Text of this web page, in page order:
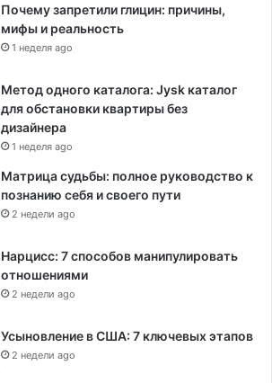
Почему запретили глицин: причины,
мифы и реальность
1 неделя ago
Метод одного каталога: Jysk каталог
для обстановки квартиры без
дизайнера
1 неделя ago
Матрица судьбы: полное руководство к
познанию себя и своего пути
2 недели ago
Нарцисс: 7 способов манипулировать
отношениями
2 недели ago
Усыновление в США: 7 ключевых этапов
2 недели ago